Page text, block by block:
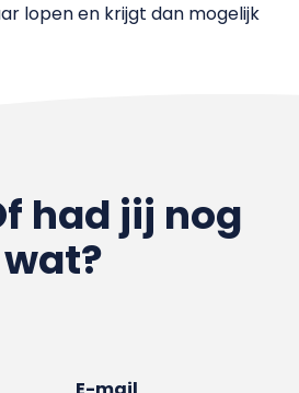
lopen en krijgt dan mogelijk
had jij nog
wat?